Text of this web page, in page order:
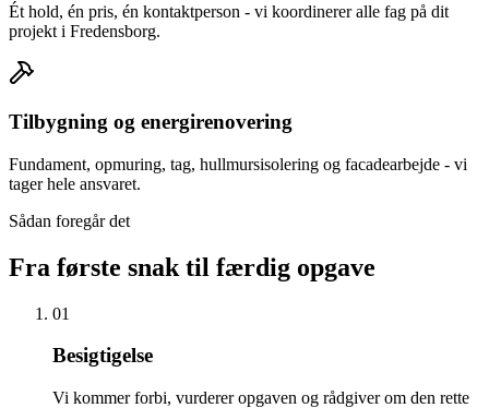
Ét hold, én pris, én kontaktperson - vi koordinerer alle fag på dit
projekt i Fredensborg.
Tilbygning og energirenovering
Fundament, opmuring, tag, hullmursisolering og facadearbejde - vi
tager hele ansvaret.
Sådan foregår det
Fra første snak til færdig opgave
01
Besigtigelse
Vi kommer forbi, vurderer opgaven og rådgiver om den rette